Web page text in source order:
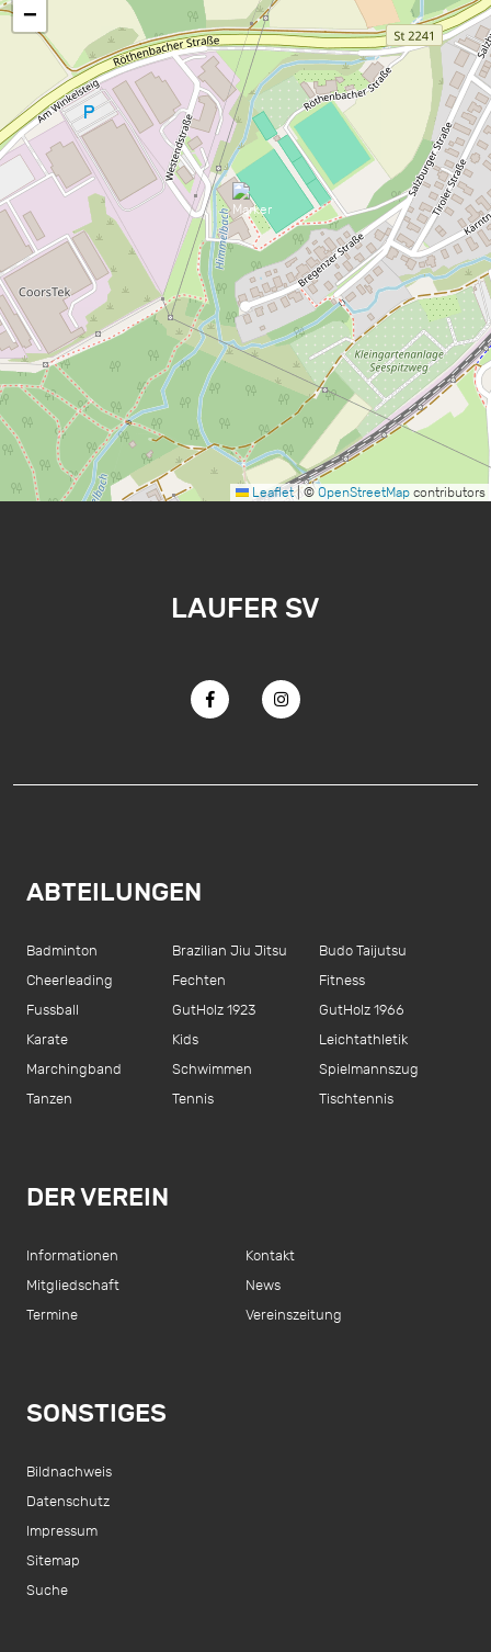
−
Leaflet |© OpenStreetMap contributors
LAUFER SV
ABTEILUNGEN
Badminton Brazilian Jiu Jitsu
Budo Taijutsu
Cheerleading
Fechten
Fitness
Fussball
GutHolz 1923
GutHolz 1966
Karate
Kids
Leichtathletik
Marchingband
Schwimmen
Spielmannszug
Tanzen
Tennis Tischtennis
DER VEREIN
Informationen
Kontakt
Mitgliedschaft
News
Termine
Vereinszeitung
SONSTIGES
Bildnachweis
Datenschutz
Impressum
Sitemap
Suche